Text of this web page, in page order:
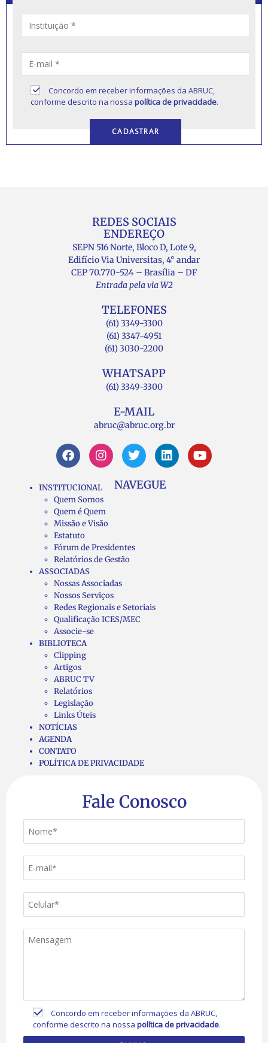
Concordo em receber informações da ABRUC,
conforme descrito na nossapolítica de privacidade.
REDES SOCIAIS
ENDEREÇO
SEPN 516 Norte, Bloco D, Lote 9,
Edifício Via Universitas, 4° andar
CEP 70.770-524 – Brasília – DF
Entrada pela via W2
TELEFONES
(61) 3349-3300
(61) 3347-4951
(61) 3030-2200
WHATSAPP
(61) 3349-3300
E-MAIL
abruc@abruc.org.br
NAVEGUE
INSTITUCIONAL
Quem Somos
Quem é Quem
Missão e Visão
Estatuto
Fórum de Presidentes
Relatórios de Gestão
ASSOCIADAS
Nossas Associadas
Nossos Serviços
Redes Regionais e Setoriais
Qualificação ICES/MEC
Associe-se
BIBLIOTECA
Clipping
Artigos
ABRUC TV
Relatórios
Legislação
Links Úteis
NOTÍCIAS
AGENDA
CONTATO
POLÍTICA DE PRIVACIDADE
Fale Conosco
Concordo em receber informações da ABRUC,
conforme descrito na nossapolítica de privacidade.